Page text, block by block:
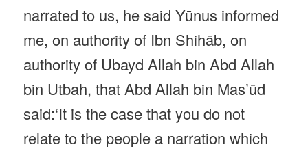
narrated to us, he said Yūnus informed
me, on authority of Ibn Shihāb, on
authority of Ubayd Allah bin Abd Allah
bin Utbah, that Abd Allah bin Mas’ūd
said:‘It is the case that you do not
relate to the people a narration which